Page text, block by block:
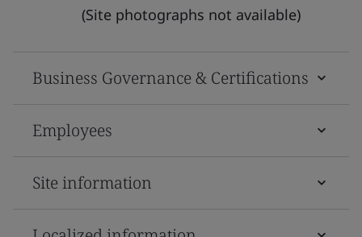
(Site photographs not available)
Business Governance & Certifications
Employees
Site information